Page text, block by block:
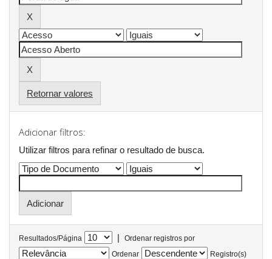
Retornar valores
Adicionar filtros:
Utilizar filtros para refinar o resultado de busca.
Resultados/Página |
Ordenar registros por
Ordenar
Registro(s)